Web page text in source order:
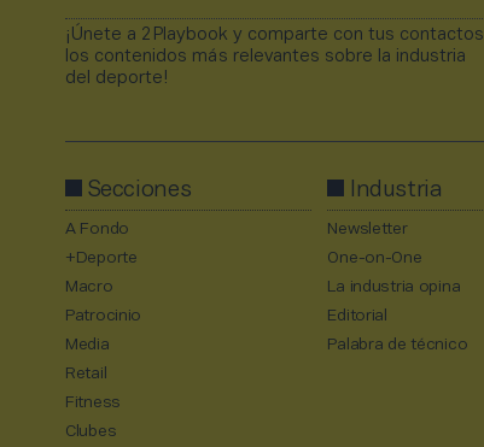
¡Únete a 2Playbook y comparte con tus contactos
los contenidos más relevantes sobre la industria
del deporte!
Secciones
A Fondo
+Deporte
Macro
Patrocinio
Media
Retail
Fitness
Clubes
Industria
Newsletter
One-on-One
La industria opina
Editorial
Palabra de técnico